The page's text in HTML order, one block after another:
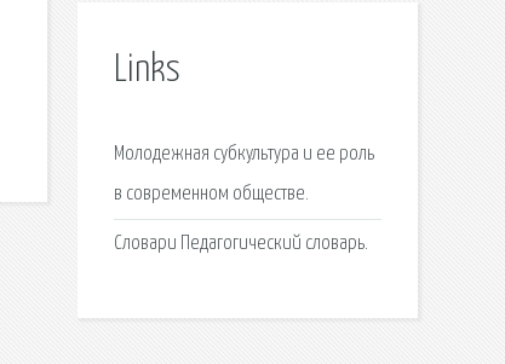
Links
Молодежная субкультура и ее роль
в современном обществе.
Словари Педагогический словарь.